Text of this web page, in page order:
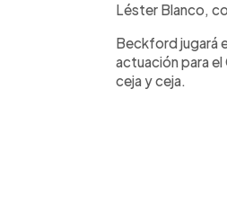
Léster Blanco,
Beckford jugará
actuación para
ceja y ceja.